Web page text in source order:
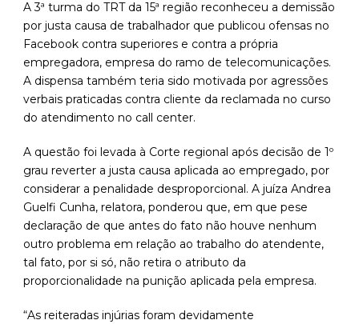
A 3ª turma do TRT da 15ª região reconheceu a demissão
por justa causa de trabalhador que publicou ofensas no
Facebook contra superiores e contra a própria
empregadora, empresa do ramo de telecomunicações.
A dispensa também teria sido motivada por agressões
verbais praticadas contra cliente da reclamada no curso
do atendimento no call center.
A questão foi levada à Corte regional após decisão de 1º
grau reverter a justa causa aplicada ao empregado, por
considerar a penalidade desproporcional. A juíza Andrea
Guelfi Cunha, relatora, ponderou que, em que pese
declaração de que antes do fato não houve nenhum
outro problema em relação ao trabalho do atendente,
tal fato, por si só, não retira o atributo da
proporcionalidade na punição aplicada pela empresa.
“As reiteradas injúrias foram devidamente